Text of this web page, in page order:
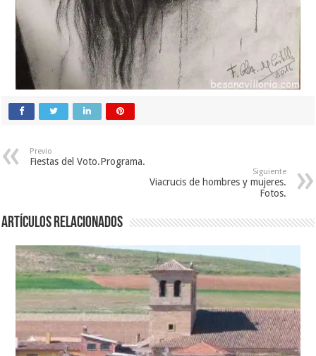
Previo
Fiestas del Voto.Programa.
Siguiente
Viacrucis de hombres y mujeres.
Fotos.
Artículos relacionados